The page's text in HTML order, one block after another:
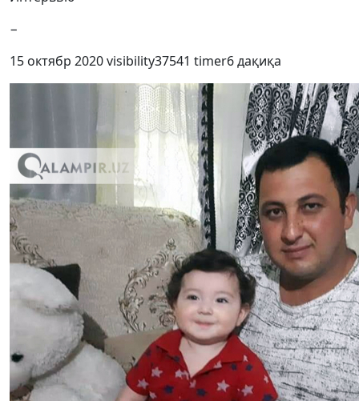
−
15 октябр 2020visibility37541 timer6 дақиқа